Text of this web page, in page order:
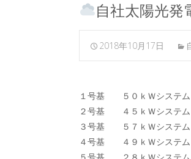
自社太陽光発
2018年10月17日
１号基 ５０ｋＷシステ
２号基 ４５ｋＷシステ
３号基 ５７ｋＷシステ
４号基 ４９ｋＷシステ